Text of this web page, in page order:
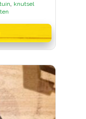
tot
, knutsel